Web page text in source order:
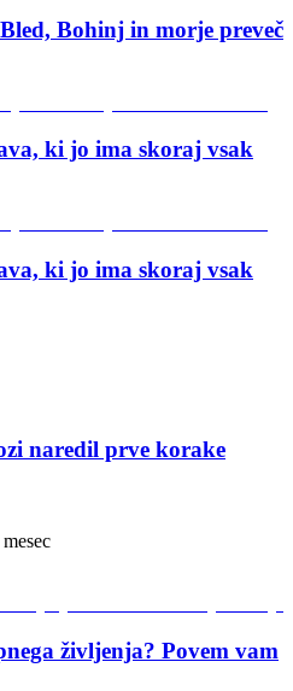
Bohinj in morje preveč
ki jo ima skoraj vsak
ki jo ima skoraj vsak
naredil prve korake
življenja? Povem vam